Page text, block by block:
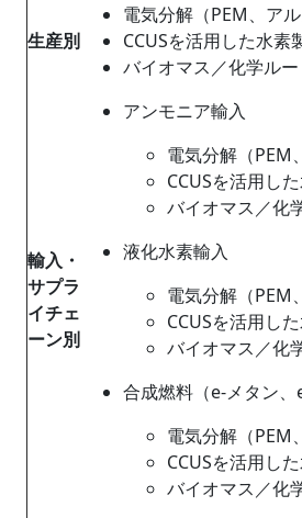
生産別
電気分解（PEM、アル
CCUSを活用した水素
バイオマス／化学ルー
輸入・
サプラ
イチェ
ーン別
アンモニア輸入
電気分解（PEM
CCUSを活用し
バイオマス／化
液化水素輸入
電気分解（PEM
CCUSを活用し
バイオマス／化
合成燃料（e-メタン、
電気分解（PEM
CCUSを活用し
バイオマス／化